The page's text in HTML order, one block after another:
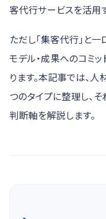
客代行サービスを活用
ただし「集客代行」と
モデル・成果へのコミ
ります。本記事では、
つのタイプに整理し、そ
判断軸を解説します。